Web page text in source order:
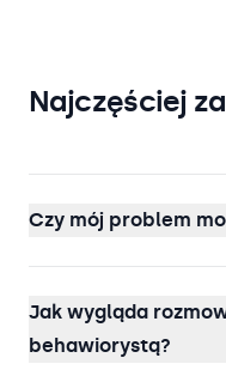
Najczęściej
Czy mój problem
Jak wygląda
behawiorystą?